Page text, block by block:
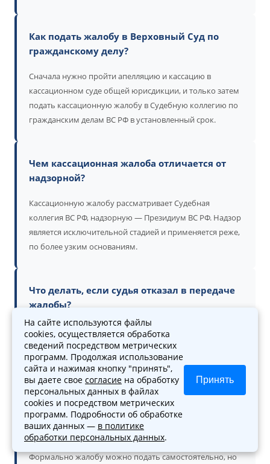
Как подать жалобу в Верховный Суд по
гражданскому делу?
Сначала нужно пройти апелляцию и кассацию в
кассационном суде общей юрисдикции, и только затем
подать кассационную жалобу в Судебную коллегию по
гражданским делам ВС РФ в установленный срок.
Чем кассационная жалоба отличается от
надзорной?
Кассационную жалобу рассматривает Судебная
коллегия ВС РФ, надзорную — Президиум ВС РФ. Надзор
является исключительной стадией и применяется реже,
по более узким основаниям.
Что делать, если судья отказал в передаче
жалобы?
Отказ судьи в передаче жалобы можно обжаловать
обращением к Председателю Верховного Суда РФ или
его заместителю, который вправе не согласиться с
отказом и передать дело на рассмотрение коллегии.
Нужен ли вообще адвокат в Верховном
Суде?
Формально жалобу можно подать самостоятельно, но
На сайте используются файлы
cookies, осуществляется обработка
сведений посредством метрических
программ. Продолжая использование
сайта и нажимая кнопку "принять",
вы даете свое согласие на обработку
персональных данных в файлах
cookies и посредством метрических
программ. Подробности об обработке
ваших данных — в политике
обработки персональных данных.
Принять